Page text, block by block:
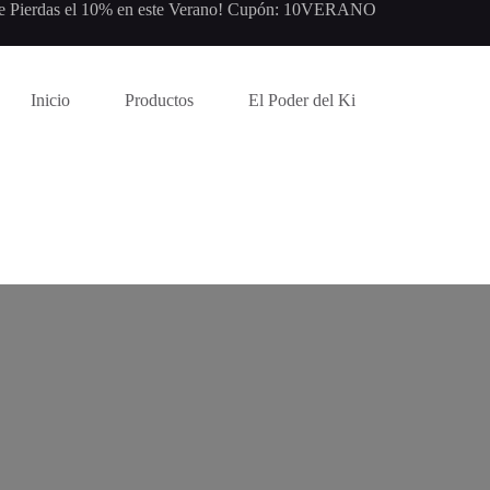
Pierdas el 10% en este Verano! Cupón: 10VERANO
Inicio Productos El Poder del Ki